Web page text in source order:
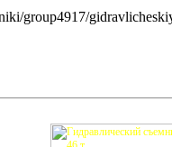
group4917/